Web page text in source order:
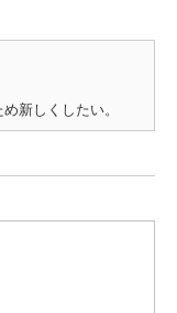
新しくしたい。